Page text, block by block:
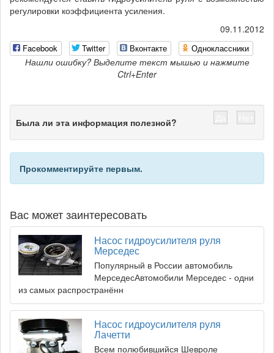
регулировки коэффициента усиления.
09.11.2012
Facebook Twitter Вконтакте Одноклассники
Нашли ошибку? Выделите текст мышью и нажмите
Ctrl+Enter
Была ли эта информация полезной?
Прокомментируйте первым.
Вас может заинтересовать
Насос гидроусилителя руля
Мерседес
Популярный в России автомобиль
МерседесАвтомобили Мерседес - одни
из самых распространённ
Насос гидроусилителя руля
Лачетти
Всем полюбившийся Шевроле